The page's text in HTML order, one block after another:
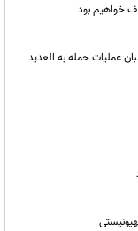
خواهیم بود
عملیات حمله به العدید